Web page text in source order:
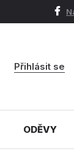
Přihlásit se
ODĚVY